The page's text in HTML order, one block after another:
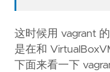
这时候用 vagrant
是在和
下面来看一下